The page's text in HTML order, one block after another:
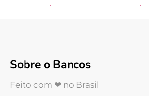
Sobre o Bancos
Feito com ❤ no Brasil